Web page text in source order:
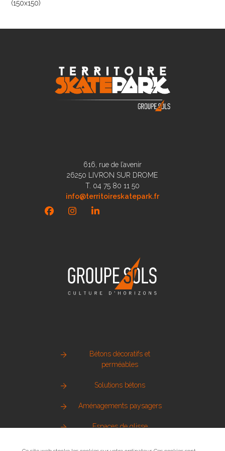
(150x150)
616, rue de l’avenir
26250 LIVRON SUR DROME
T. 04 75 80 11 50
info@territoireskatepark.fr
FacebookInstagramLinkedIn
Bétons décoratifs et
perméables
Solutions bétons
Aménagements paysagers
Espaces de glisse
Pierre naturelle